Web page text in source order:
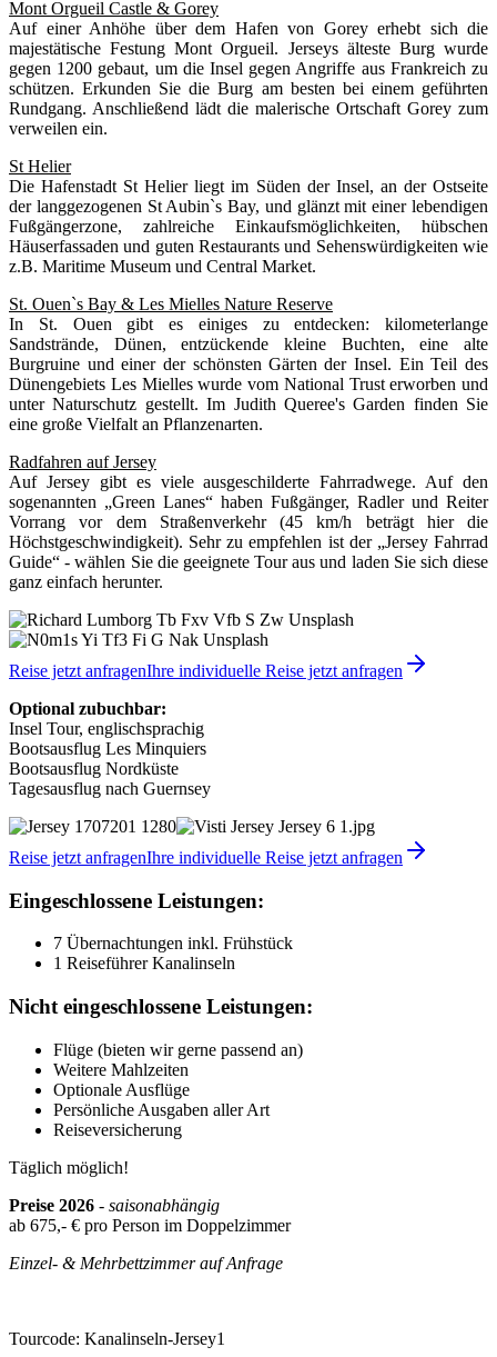
Mont Orgueil Castle & Gorey
Auf einer Anhöhe über dem Hafen von Gorey erhebt sich die
majestätische Festung Mont Orgueil. Jerseys älteste Burg wurde
gegen 1200 gebaut, um die Insel gegen Angriffe aus Frankreich zu
schützen. Erkunden Sie die Burg am besten bei einem geführten
Rundgang. Anschließend lädt die malerische Ortschaft Gorey zum
verweilen ein.
St Helier
Die Hafenstadt St Helier liegt im Süden der Insel, an der Ostseite
der langgezogenen St Aubin`s Bay, und glänzt mit einer lebendigen
Fußgängerzone, zahlreiche Einkaufsmöglichkeiten, hübschen
Häuserfassaden und guten Restaurants und Sehenswürdigkeiten wie
z.B. Maritime Museum und Central Market.
St. Ouen`s Bay & Les Mielles Nature Reserve
In St. Ouen gibt es einiges zu entdecken: kilometerlange
Sandstrände, Dünen, entzückende kleine Buchten, eine alte
Burgruine und einer der schönsten Gärten der Insel. Ein Teil des
Dünengebiets Les Mielles wurde vom National Trust erworben und
unter Naturschutz gestellt. Im Judith Queree's Garden finden Sie
eine große Vielfalt an Pflanzenarten.
Radfahren auf Jersey
Auf Jersey gibt es viele ausgeschilderte Fahrradwege. Auf den
sogenannten „Green Lanes“ haben Fußgänger, Radler und Reiter
Vorrang vor dem Straßenverkehr (45 km/h beträgt hier die
Höchstgeschwindigkeit). Sehr zu empfehlen ist der „Jersey Fahrrad
Guide“ - wählen Sie die geeignete Tour aus und laden Sie sich diese
ganz einfach herunter.
Reise jetzt anfragenIhre individuelle Reise jetzt anfragen
Optional zubuchbar:
Insel Tour, englischsprachig
Bootsausflug Les Minquiers
Bootsausflug Nordküste
Tagesausflug nach Guernsey
Reise jetzt anfragenIhre individuelle Reise jetzt anfragen
Eingeschlossene Leistungen:
7 Übernachtungen inkl. Frühstück
1 Reiseführer Kanalinseln
Nicht eingeschlossene Leistungen:
Flüge (bieten wir gerne passend an)
Weitere Mahlzeiten
Optionale Ausflüge
Persönliche Ausgaben aller Art
Reiseversicherung
Täglich möglich!
Preise 2026 - saisonabhängig
ab 675,- € pro Person im Doppelzimmer
Einzel- & Mehrbettzimmer auf Anfrage
Tourcode: Kanalinseln-Jersey1